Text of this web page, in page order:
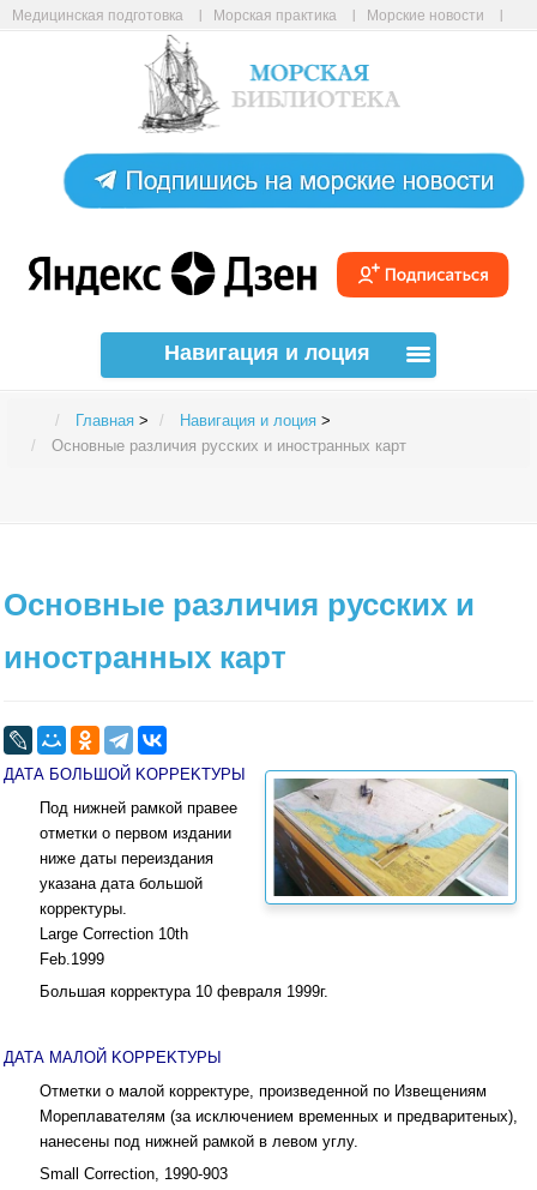
Медицинская подготовка Морская практика
Морские новости
Авиабилеты онлайн
Навигация и лоция
Главная > Навигация и лоция >
Основные различия русских и иностранных карт
Основные различия русских и
иностранных карт
ДАТА БОЛЬШОЙ KOPPEKTУPЫ
Под нижней рамкой правее
отметки о первом издании
ниже даты переиздания
указана дата большой
корректуры.
Large Correction 10th
Feb.1999
Большая корректура 10 февраля 1999г.
ДАТА МАЛОЙ KOPPEKTУPЫ
Отметки о малой корректуре, произведенной по Извещениям
Мореплавателям (за исключением временных и предваритеных),
нанесены под нижней рамкой в левом углу.
Small Correction, 1990-903